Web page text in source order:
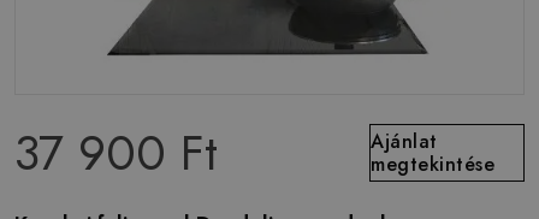
37 900 Ft
Ajánlat
megtekintése